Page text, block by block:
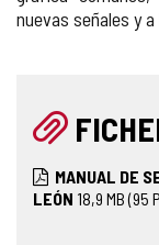
nuevas señales y
MANUAL DE
LEÓN 18,9 MB(95